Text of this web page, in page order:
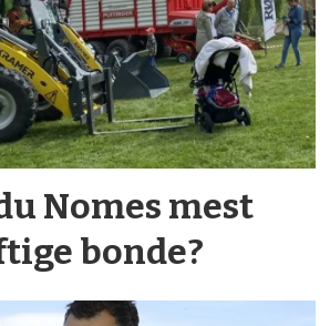
Nomes mest
bonde?